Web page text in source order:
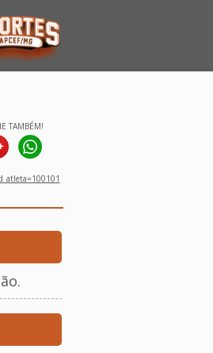
TAMBÉM!